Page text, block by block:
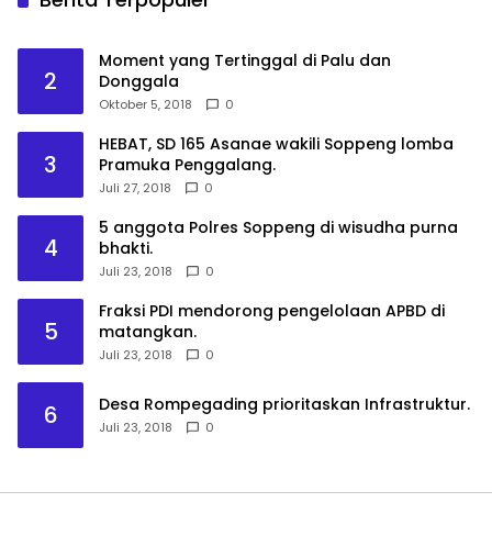
2
Moment yang Tertinggal di Palu dan
Donggala
Oktober 5, 2018 0
3
HEBAT, SD 165 Asanae wakili Soppeng lomba
Pramuka Penggalang.
Juli 27, 2018 0
4
5 anggota Polres Soppeng di wisudha purna
bhakti.
Juli 23, 2018 0
5
Fraksi PDI mendorong pengelolaan APBD di
matangkan.
Juli 23, 2018 0
6 Desa Rompegading prioritaskan Infrastruktur.
Juli 23, 2018 0